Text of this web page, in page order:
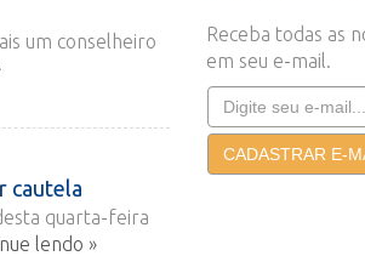
um conselheiro
cautela
quarta-feira
lendo »
Receba todas as
em seu e-mail.